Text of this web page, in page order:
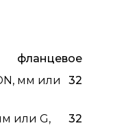
фланцевое
мм или
32
или G, 32